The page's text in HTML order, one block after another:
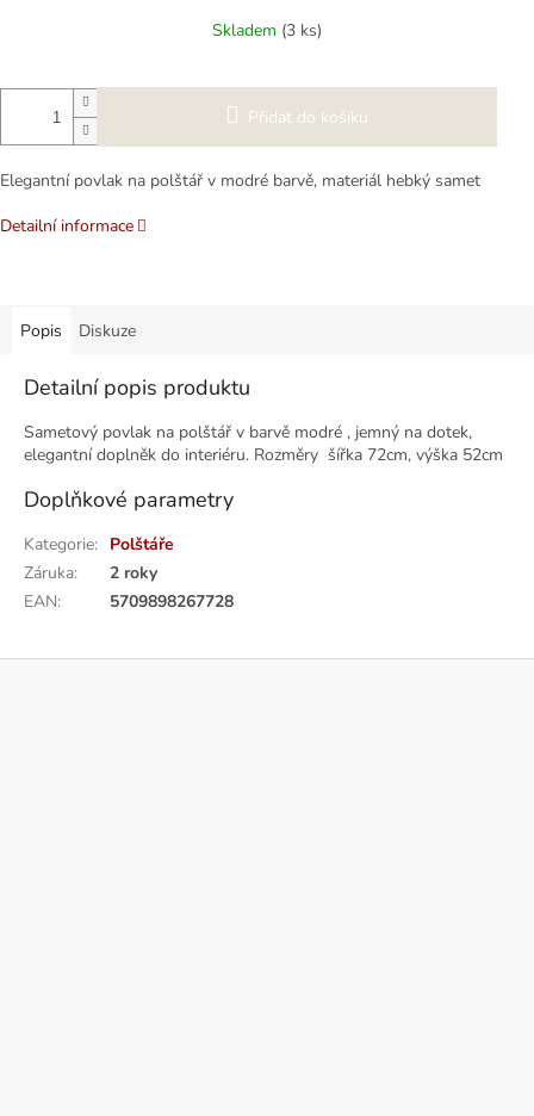
Skladem (3 ks)
Přidat do košíku
Elegantní povlak na polštář v modré barvě, materiál hebký samet
Detailní informace
Popis Diskuze
Detailní popis produktu
Sametový povlak na polštář v barvě modré , jemný na dotek,
elegantní doplněk do interiéru. Rozměry šířka 72cm, výška 52cm
Doplňkové parametry
Kategorie: Polštáře
Záruka:
2 roky
EAN: 5709898267728
Z